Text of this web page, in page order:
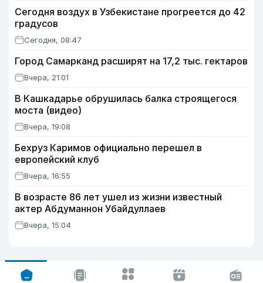
Сегодня воздух в Узбекистане прогреется до 42
градусов
Сегодня, 08:47
Город Самарканд расширят на 17,2 тыс. гектаров
Вчера, 21:01
В Кашкадарье обрушилась балка строящегося
моста (видео)
Вчера, 19:08
Бехруз Каримов официально перешел в
европейский клуб
Вчера, 16:55
В возрасте 86 лет ушел из жизни известный
актер Абдуманнон Убайдуллаев
Вчера, 15:04